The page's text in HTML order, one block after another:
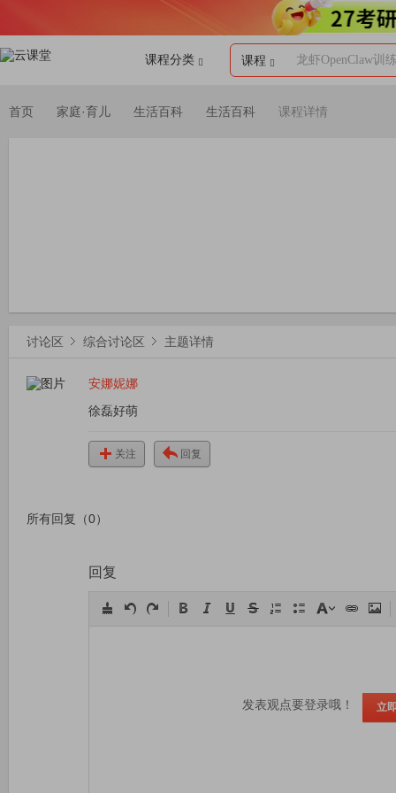
课程分类 课程 龙虾OpenClaw训
首页 家庭·育儿 生活百科 生活百科 课程详情
讨论区 综合讨论区 主题详情
安娜妮娜
徐磊好萌
关注 回复
所有回复（0）
回复
发表观点要登录哦！ 立